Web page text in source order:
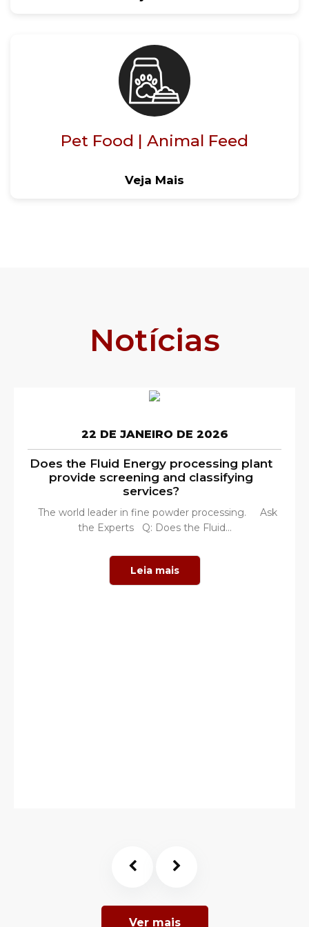
Pet Food | Animal Feed
Veja Mais
Notícias
22 DE JANEIRO DE 2026
Does the Fluid Energy processing plant
provide screening and classifying
services?
The world leader in fine powder processing. Ask
the Experts Q: Does the Fluid...
Leia mais
Ver mais